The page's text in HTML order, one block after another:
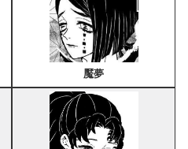
魘夢